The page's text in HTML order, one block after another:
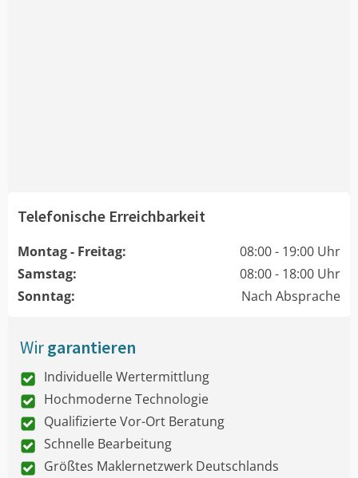
Telefonische Erreichbarkeit
Montag - Freitag:
08:00 - 19:00 Uhr
Samstag:
08:00 - 18:00 Uhr
Sonntag:
Nach Absprache
Wirgarantieren
Individuelle Wertermittlung
Hochmoderne Technologie
Qualifizierte Vor-Ort Beratung
Schnelle Bearbeitung
Größtes Maklernetzwerk Deutschlands